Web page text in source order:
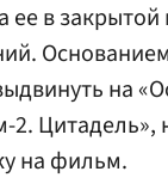
ее в
на
Цитадель»,
на фильм.